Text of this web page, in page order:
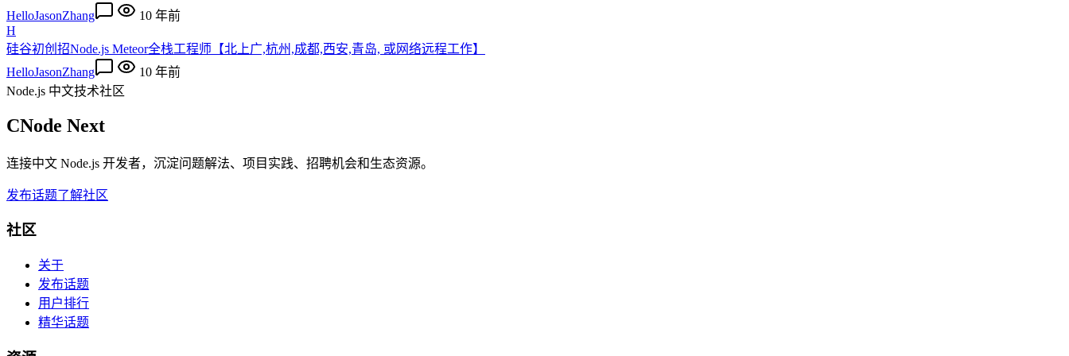
HelloJasonZhang
10 年前
H
硅谷初创招Node.js Meteor全栈工程师【北上广,杭州,成都,西安,青岛, 或网络远程工作】
HelloJasonZhang
10 年前
Node.js 中文技术社区
CNode Next
连接中文 Node.js 开发者，沉淀问题解法、项目实践、招聘机会和生态资源。
发布话题了解社区
社区
关于
发布话题
用户排行
精华话题